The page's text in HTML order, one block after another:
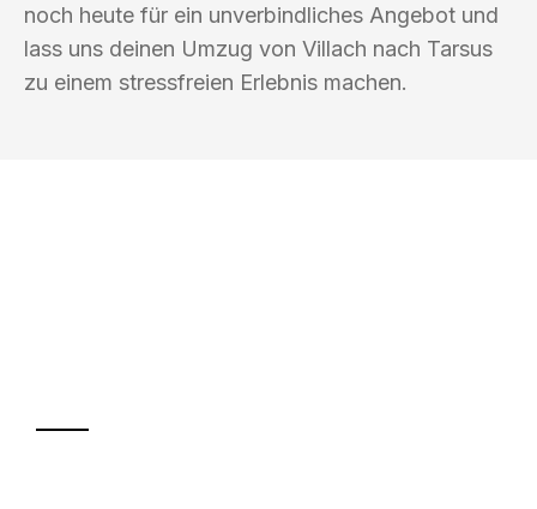
noch heute für ein unverbindliches Angebot und
lass uns deinen Umzug von Villach nach Tarsus
zu einem stressfreien Erlebnis machen.